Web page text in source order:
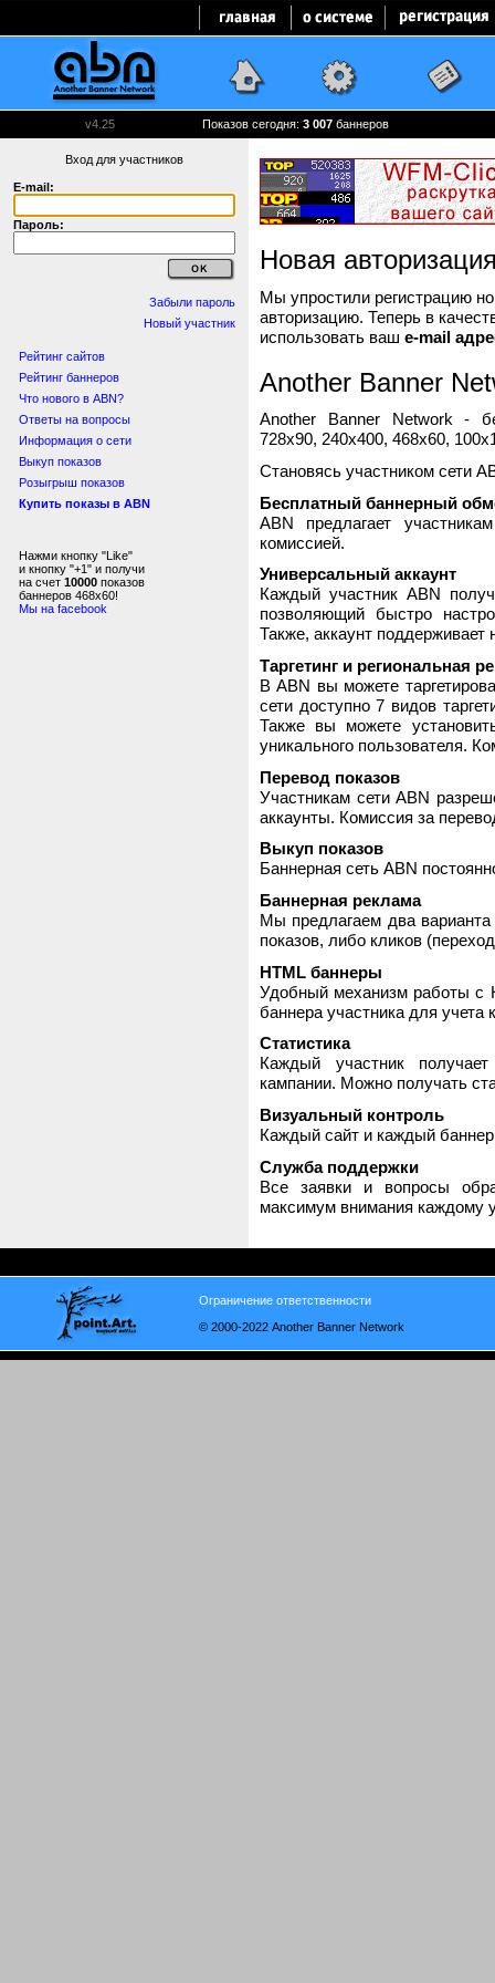
v4.25 Показов сегодня: 3 007 баннеров
Вход для участников
E-mail:
Пароль:
Забыли пароль
Новый участник
Рейтинг сайтов
Рейтинг баннеров
Что нового в ABN?
Ответы на вопросы
Информация о сети
Выкуп показов
Розыгрыш показов
Купить показы в ABN
Нажми кнопку "Like"
и кнопку "+1" и получи
на счет 10000 показов
баннеров 468x60!
Мы на facebook
Новая
Мы упростили регистрацию
авторизацию. Теперь в
использовать ваш e-mail
Another Banner
Another Banner Network -
728x90, 240x400, 468x60,
Становясь участником сети
Бесплатный баннерный
ABN предлагает
комиссией.
Универсальный аккаунт
Каждый участник ABN
позволяющий быстро
Также, аккаунт поддерживает
Таргетинг и региональная
В ABN вы можете
сети доступно 7 видов
Также вы можете
уникального пользователя.
Перевод показов
Участникам сети ABN
аккаунты. Комиссия за
Выкуп показов
Баннерная сеть ABN
Баннерная реклама
Мы предлагаем два
показов, либо кликов
HTML баннеры
Удобный механизм работы с
баннера участника для
Статистика
Каждый участник
кампании. Можно получать
Визуальный контроль
Каждый сайт и каждый
Служба поддержки
Все заявки и вопросы
максимум внимания каждому
Ограничение ответственности
© 2000-2022 Another Banner Network